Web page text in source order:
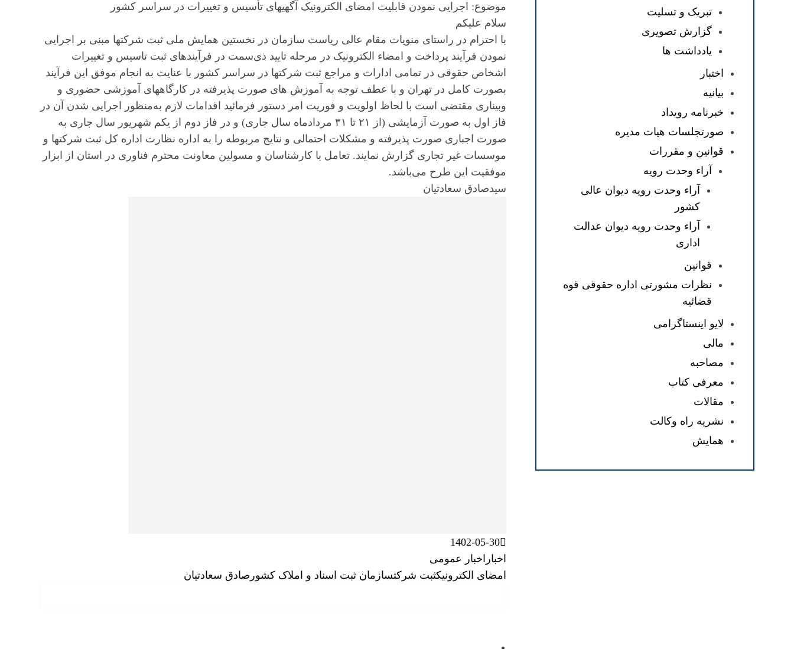
موضوع: اجرایی نمودن قابلیت امضای الکترونیک آگهیهای تأسیس و تغییرات در سراسر کشور
سلام علیکم
با احترام در راستای منویات مقام عالی ریاست سازمان در نخستین همایش ملی ثبت شرکتها مبنی بر اجرایی
نمودن فرآیند پرداخت و امضاء الکترونیک در مرحله تایید ذی‌سمت در فرآیندهای ثبت تاسیس و تغییرات
اشخاص حقوقی در تمامی ادارات و مراجع ثبت شرکتها در سراسر کشور با عنایت به انجام موفق این فرآیند
بصورت کامل در تهران و با عطف توجه به آموزش های صورت پذیرفته در کارگاههای آموزشی حضوری و
وبیناری مقتضی است با لحاظ اولویت و فوریت امر دستور فرمائید اقدامات لازم به‌منظور اجرایی شدن آن در
فاز اول به صورت آزمایشی (از ۲۱ تا ۳۱ مردادماه سال جاری) و در فاز دوم از یکم شهریور سال جاری به
صورت اجباری صورت پذیرفته و مشکلات احتمالی و نتایج مربوطه را به اداره نظارت اداره کل ثبت شرکتها و
موسسات غیر تجاری گزارش نمایند. تعامل با کارشناسان و مسولین معاونت محترم فناوری در استان از ابزار
موفقیت این طرح می‌باشد.
سیدصادق سعادتیان
1402-05-30
اخبار اخبار عمومی
امضای الکترونیکثبت شرکتسازمان ثبت اسناد و املاک کشور صادق سعادتیان
تبریک و تسلیت
گزارش تصویری
یادداشت ها
اختبار
بیانیه
خبرنامه رویداد
صورتجلسات هیات مدیره
قوانین و مقررات
آراء وحدت رویه
آراء وحدت رویه دیوان عالی
کشور
آراء وحدت رویه دیوان عدالت
اداری
قوانین
نظرات مشورتی اداره حقوقی قوه
قضائیه
لایو اینستاگرامی
مالی
مصاحبه
معرفی کتاب
مقالات
نشریه راه وکالت
همایش